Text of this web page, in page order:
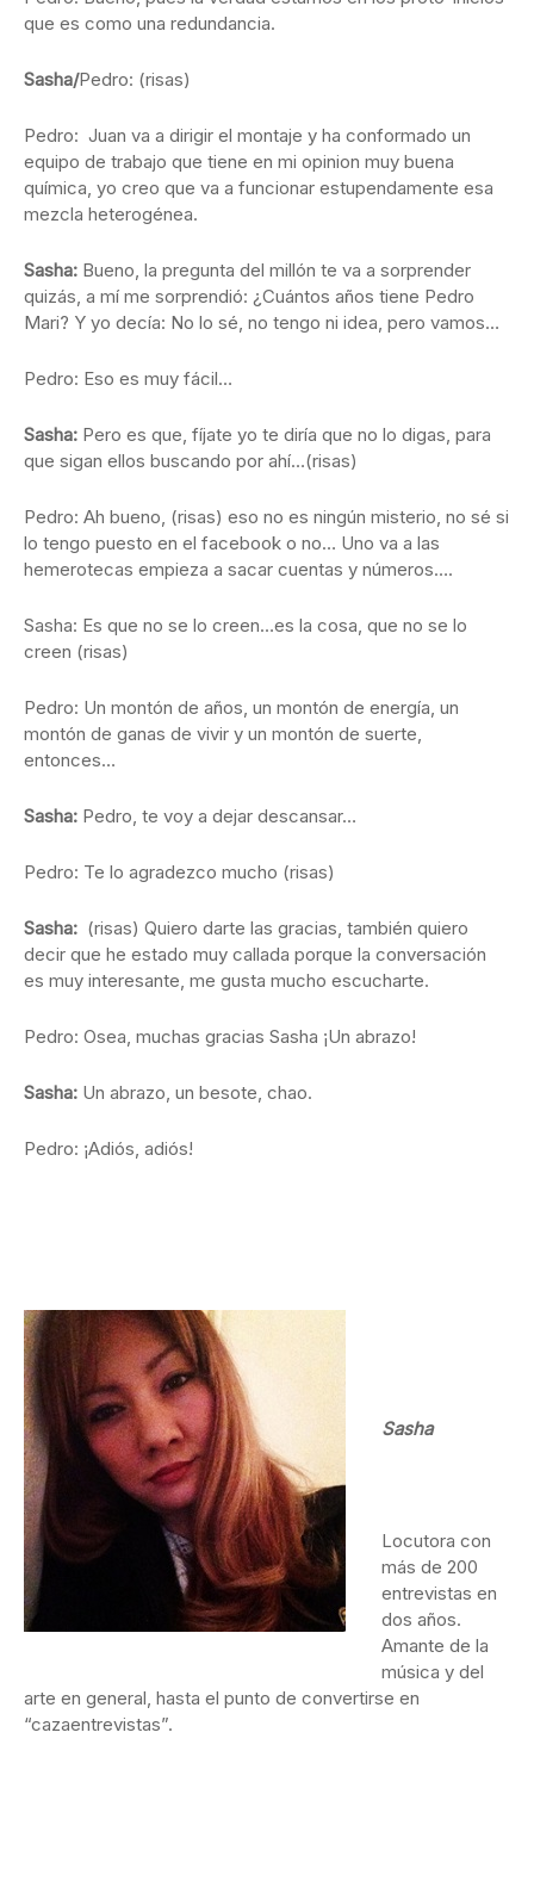
que es como una redundancia.
Sasha/Pedro: (risas)
Pedro: Juan va a dirigir el montaje y ha conformado un
equipo de trabajo que tiene en mi opinion muy buena
química, yo creo que va a funcionar estupendamente esa
mezcla heterogénea.
Sasha: Bueno, la pregunta del millón te va a sorprender
quizás, a mí me sorprendió: ¿Cuántos años tiene Pedro
Mari? Y yo decía: No lo sé, no tengo ni idea, pero vamos…
Pedro: Eso es muy fácil…
Sasha: Pero es que, fíjate yo te diría que no lo digas, para
que sigan ellos buscando por ahí…(risas)
Pedro: Ah bueno, (risas) eso no es ningún misterio, no sé si
lo tengo puesto en el facebook o no… Uno va a las
hemerotecas empieza a sacar cuentas y números….
Sasha: Es que no se lo creen…es la cosa, que no se lo
creen (risas)
Pedro: Un montón de años, un montón de energía, un
montón de ganas de vivir y un montón de suerte,
entonces…
Sasha: Pedro, te voy a dejar descansar…
Pedro: Te lo agradezco mucho (risas)
Sasha: (risas) Quiero darte las gracias, también quiero
decir que he estado muy callada porque la conversación
es muy interesante, me gusta mucho escucharte.
Pedro: Osea, muchas gracias Sasha ¡Un abrazo!
Sasha: Un abrazo, un besote, chao.
Pedro: ¡Adiós, adiós!
Sasha
Locutora con
más de 200
entrevistas en
dos años.
Amante de la
música y del
arte en general, hasta el punto de convertirse en
“cazaentrevistas”.